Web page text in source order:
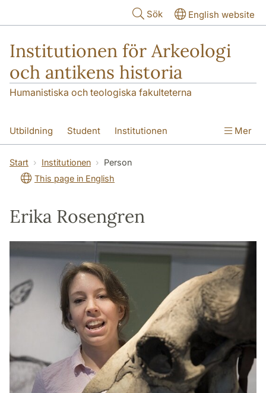
Sök English website
Institutionen för Arkeologi
och antikens historia
Humanistiska och teologiska fakulteterna
Utbildning Student Institutionen
Forskning Kontakt
Mer
Start Institutionen
Person
This page in English
Erika Rosengren